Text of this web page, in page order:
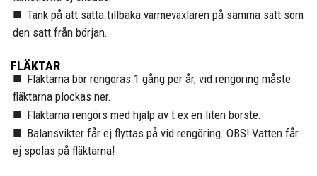
Tänk på att sätta tillbaka värmeväxlaren på samma sätt som
den satt från början.
FLÄKTAR
Fläktarna bör rengöras 1 gång per år, vid rengöring måste
fläktarna plockas ner.
Fläktarna rengörs med hjälp av t ex en liten borste.
Balansvikter får ej flyttas på vid rengöring. OBS! Vatten får
ej spolas på fläktarna!